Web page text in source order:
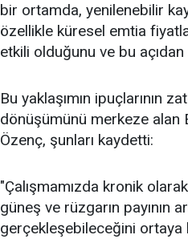
bir ortamda, yenilenebilir
özellikle küresel emtia
etkili olduğunu ve bu
Bu yaklaşımın ipuçlarının
dönüşümünü merkeze
Özenç, şunları kaydetti:
"Çalışmamızda kronik
güneş ve rüzgarın payının
gerçekleşebileceğini ortaya